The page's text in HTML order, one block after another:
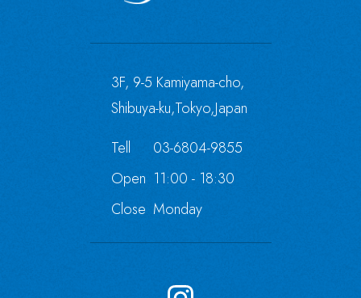
3F, 9-5 Kamiyama-cho,
Shibuya-ku,Tokyo,Japan
Tell
03-6804-9855
Open 11:00 - 18:30
Close Monday